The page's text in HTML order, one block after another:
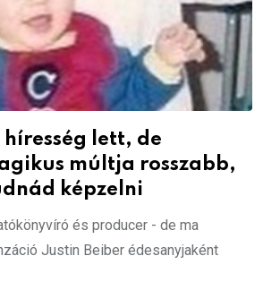
lett, de
múltja rosszabb,
képzelni
és producer - de ma
Justin Beiber édesanyjaként